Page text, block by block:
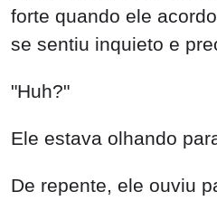
forte quando ele
se sentiu inquieto e
"Huh?"
Ele estava olhando
De repente, ele ouviu